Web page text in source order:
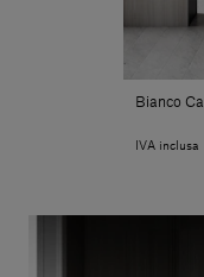
Bianco
IVA inclusa